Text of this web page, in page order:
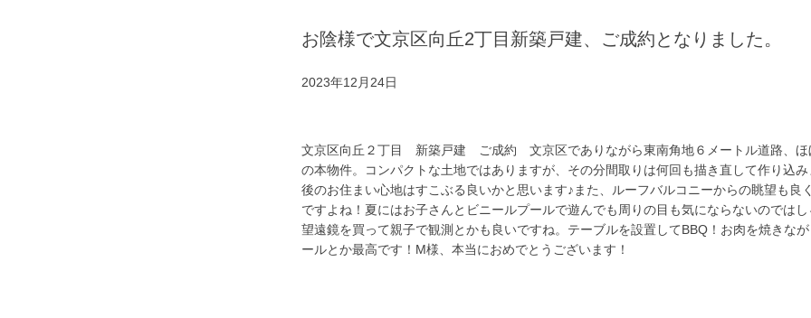
お陰様で文京区向丘2丁目新築戸建、ご成約となりました。
2023年12月24日
文京区向丘２丁目 新築戸建 ご成約 文京区でありながら東南角地６メートル道路、ほ
の本物件。コンパクトな土地ではありますが、その分間取りは何回も描き直して作り込
後のお住まい心地はすこぶる良いかと思います♪また、ルーフバルコニーからの眺望も良
ですよね！夏にはお子さんとビニールプールで遊んでも周りの目も気にならないのでは
望遠鏡を買って親子で観測とかも良いですね。テーブルを設置してBBQ！お肉を焼きな
ールとか最高です！M様、本当におめでとうございます！